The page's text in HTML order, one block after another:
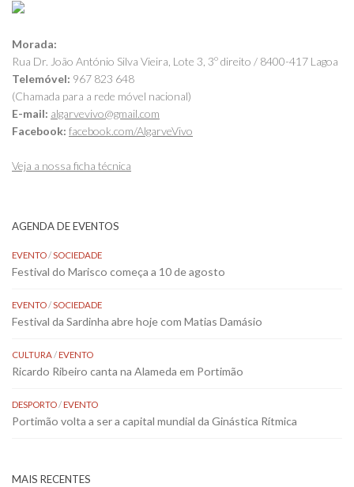
Morada:
Rua Dr. João António Silva Vieira, Lote 3, 3º direito / 8400-417 Lagoa
Telemóvel: 967 823 648
(Chamada para a rede móvel nacional)
E-mail: algarvevivo@gmail.com
Facebook: facebook.com/AlgarveVivo
Veja a nossa ficha técnica
AGENDA DE EVENTOS
EVENTO/SOCIEDADE
Festival do Marisco começa a 10 de agosto
EVENTO/SOCIEDADE
Festival da Sardinha abre hoje com Matias Damásio
CULTURA/EVENTO
Ricardo Ribeiro canta na Alameda em Portimão
DESPORTO/EVENTO
Portimão volta a ser a capital mundial da Ginástica Rítmica
MAIS RECENTES